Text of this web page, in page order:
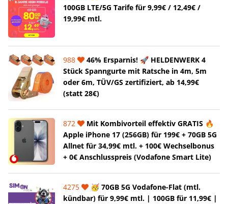
100GB LTE/5G Tarife für 9,99€ / 12,49€ /
19,99€ mtl.
988
46% Ersparnis! 🚀 HELDENWERK 4
Stück Spanngurte mit Ratsche in 4m, 5m
oder 6m, TÜV/GS zertifiziert, ab 14,99€
(statt 28€)
872
Mit Kombivorteil effektiv GRATIS 🔥
Apple iPhone 17 (256GB) für 199€ + 70GB 5G
Allnet für 34,99€ mtl. + 100€ Wechselbonus
+ 0€ Anschlusspreis (Vodafone Smart Lite)
4275
🥳 70GB 5G Vodafone-Flat (mtl.
kündbar) für 9,99€ mtl. | 100GB für 11,99€ |